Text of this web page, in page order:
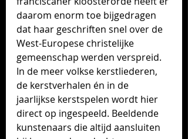
daarom enorm toe bijgedragen
dat haar geschriften snel over de
West-Europese christelijke
gemeenschap werden verspreid.
In de meer volkse kerstliederen,
de kerstver­halen én in de
jaarlijkse kerstspelen wordt hier
direct op ingespeeld. Beeldende
kunstenaars die altijd aansluiten